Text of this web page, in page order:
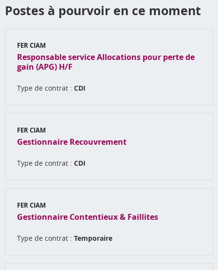
Postes à pourvoir en ce moment
FER CIAM
Responsable service Allocations pour perte de
gain (APG) H/F
Type de contrat : CDI
FER CIAM
Gestionnaire Recouvrement
Type de contrat : CDI
FER CIAM
Gestionnaire Contentieux & Faillites
Type de contrat : Temporaire